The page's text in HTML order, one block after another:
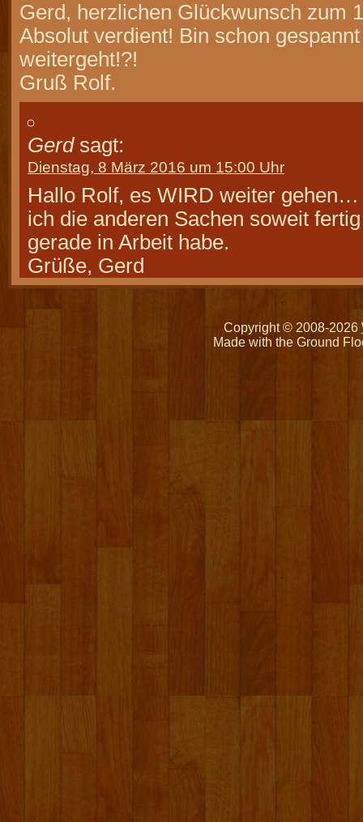
Gerd, herzlichen Glückwunsch zum
Absolut verdient! Bin schon
weitergeht!?!
Gruß Rolf.
Gerd sagt:
Dienstag, 8 März 2016 um 15:00 Uhr
Hallo Rolf, es WIRD weiter gehen…
ich die anderen Sachen soweit
gerade in Arbeit habe.
Grüße, Gerd
Copyright © 2008-2026
Made with the Ground